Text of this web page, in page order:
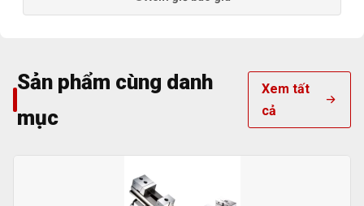
Sản phẩm cùng danh
mục
Xem tất
cả